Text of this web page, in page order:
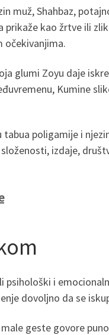
muž, Shahbaz,
kao žrtve ili
očekivanjima.
glumi Zoyu daje
Kumine
poligamije i
izdaje,
i
dovoljno da se
geste govore